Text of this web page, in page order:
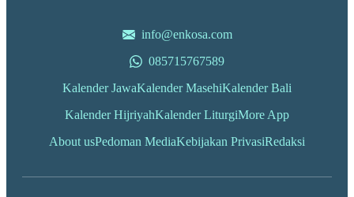
info@enkosa.com
085715767589
Kalender JawaKalender MasehiKalender Bali
Kalender HijriyahKalender LiturgiMore App
About usPedoman MediaKebijakan PrivasiRedaksi